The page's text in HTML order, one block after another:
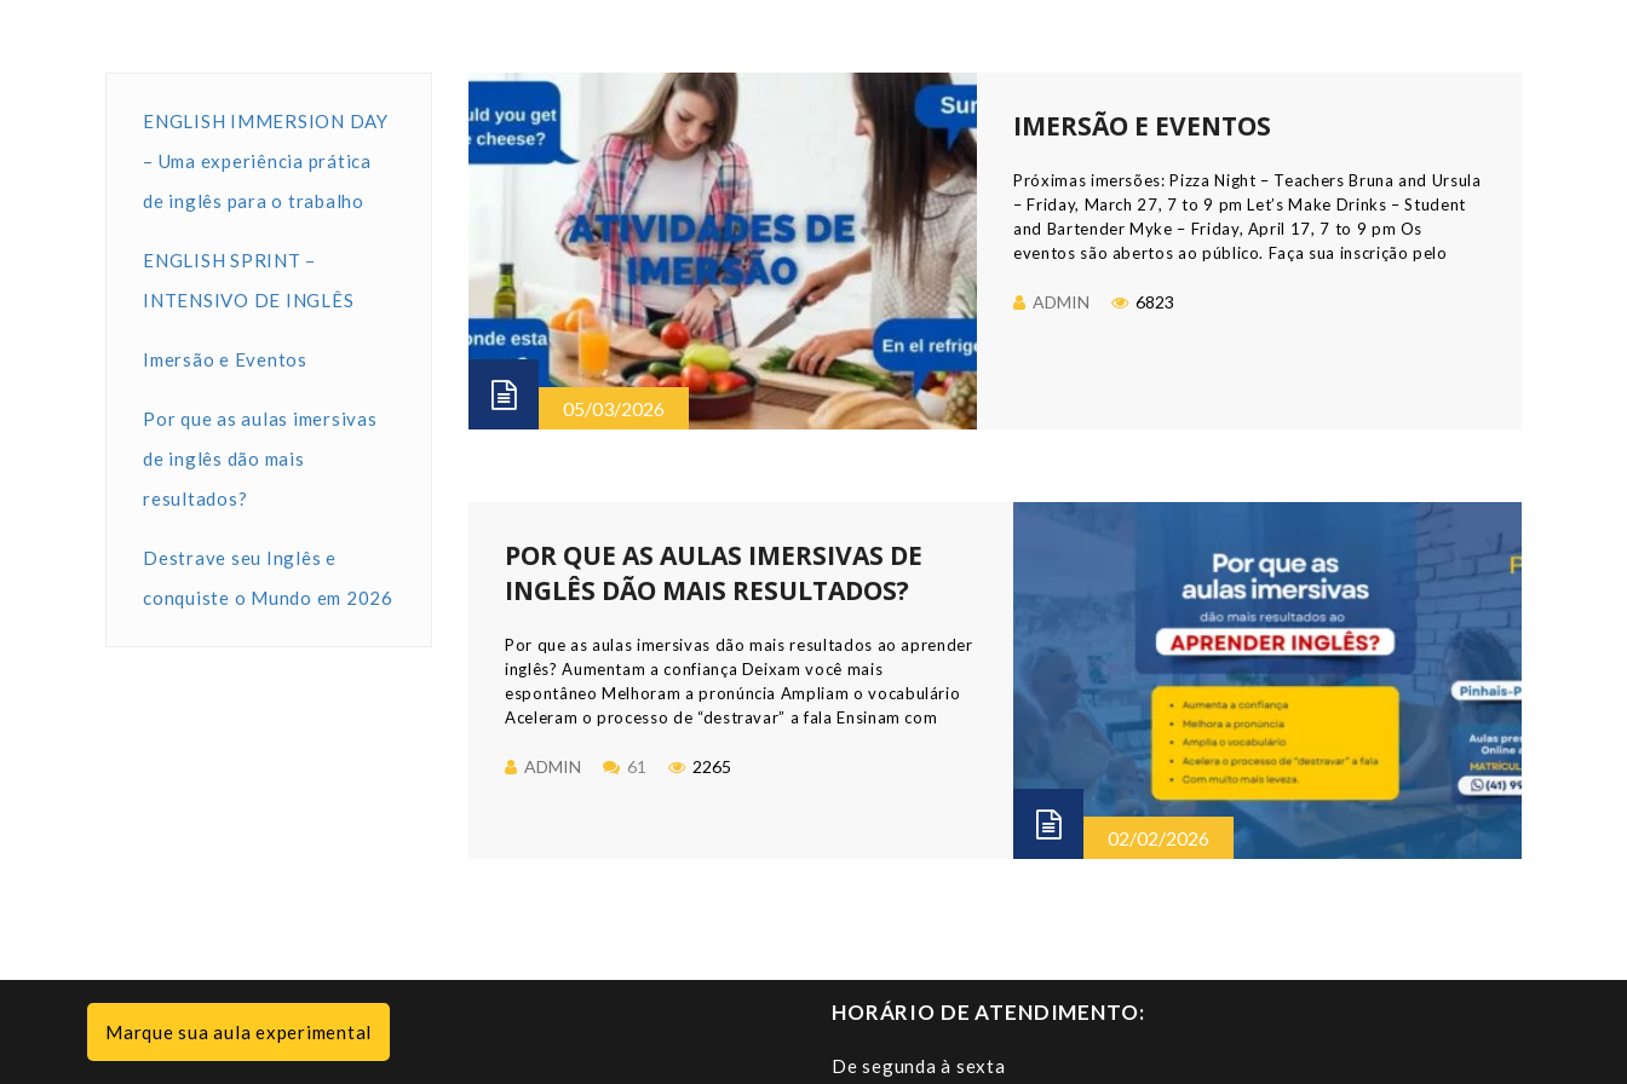
ENGLISH IMMERSION DAY
– Uma experiência prática
de inglês para o trabalho
ENGLISH SPRINT –
INTENSIVO DE INGLÊS
Imersão e Eventos
Por que as aulas imersivas
de inglês dão mais
resultados?
Destrave seu Inglês e
conquiste o Mundo em 2026
05/03/2026
IMERSÃO E EVENTOS
Próximas imersões: Pizza Night – Teachers Bruna and Ursula
– Friday, March 27, 7 to 9 pm Let’s Make Drinks – Student
and Bartender Myke – Friday, April 17, 7 to 9 pm Os
eventos são abertos ao público. Faça sua inscrição pelo
significa mergulho. Mas […]
ADMIN 6823
02/02/2026
POR QUE AS AULAS IMERSIVAS DE
INGLÊS DÃO MAIS RESULTADOS?
Por que as aulas imersivas dão mais resultados ao aprender
inglês? Aumentam a confiança Deixam você mais
espontâneo Melhoram a pronúncia Ampliam o vocabulário
Aceleram o processo de “destravar” a fala Ensinam com
Matricule-se já!
ADMIN 61 2265
Marque sua aula experimental
HORÁRIO DE ATENDIMENTO:
De segunda à sexta